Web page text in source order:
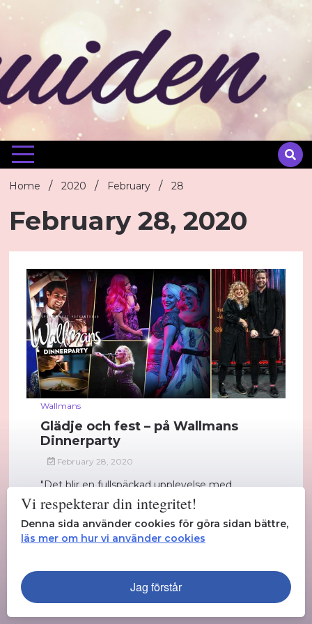
Skip
Home 2020 February 28
February 28, 2020
Wallmans
Glädje och fest – på Wallmans
Dinnerparty
February 28, 2020
"Det blir en fullspäckad upplevelse med
god mat, glädje och härlig stämning"...
Läs mer
Vi respekterar din integritet!
Denna sida använder cookies för göra sidan bättre,
läs mer om hur vi använder cookies
Jag förstår